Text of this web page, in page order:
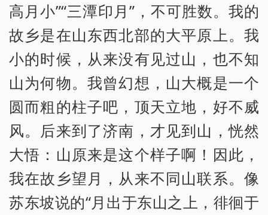
高月小”“三潭印月”，不可胜数。我的
故乡是在山东西北部的大平原上。我
小的时候，从来没有见过山，也不知
山为何物。我曾幻想，山大概是一个
圆而粗的柱子吧，顶天立地，好不威
风。后来到了济南，才见到山，恍然
大悟：山原来是这个样子啊！因此，
我在故乡望月，从来不同山联系。像
苏东坡说的“月出于东山之上，徘徊于